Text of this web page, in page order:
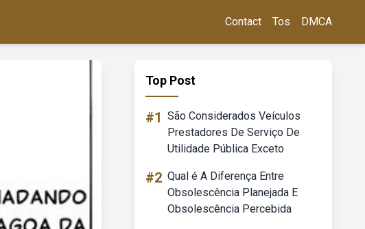
Contact Tos DMCA
Top Post
#1 São Considerados Veículos
Prestadores De Serviço De
Utilidade Pública Exceto
#2 Qual é A Diferença Entre
Obsolescência Planejada E
Obsolescência Percebida